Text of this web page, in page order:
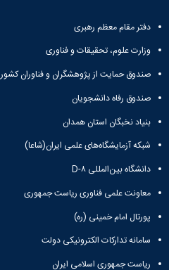
دفتر مقام معظم رهبری
وزارت علوم، تحقیقات و فناوری
صندوق حمایت از پژوهشگران و فناوران کشور
صندوق رفاه دانشجویان
بنیاد نخبگان استان همدان
شبکه آزمایشگاه‌های علمی ایران(شاعا)
دانشگاه بین‌المللی D-۸
معاونت علمی فناوری ریاست جمهوری
پورتال امام خمینی (ره)
سامانه تدارکات الکترونیکی دولت
ریاست جمهوری اسلامی ایران